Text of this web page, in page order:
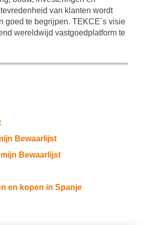
van klanten wordt
goed te begrijpen. TEKCE`s visie
wereldwijd vastgoedplatform te
Bewaarlijst
Bewaarlijst
en kopen in Spanje